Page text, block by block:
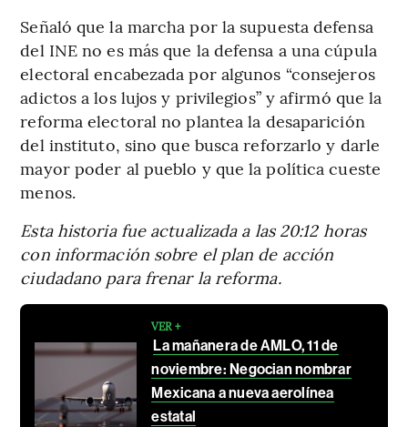
Señaló que la marcha por la supuesta defensa
del INE no es más que la defensa a una cúpula
electoral encabezada por algunos “consejeros
adictos a los lujos y privilegios” y afirmó que la
reforma electoral no plantea la desaparición
del instituto, sino que busca reforzarlo y darle
mayor poder al pueblo y que la política cueste
menos.
Esta historia fue actualizada a las 20:12 horas
con información sobre el plan de acción
ciudadano para frenar la reforma.
VER +
La mañanera de AMLO, 11 de
noviembre: Negocian nombrar
Mexicana a nueva aerolínea
estatal